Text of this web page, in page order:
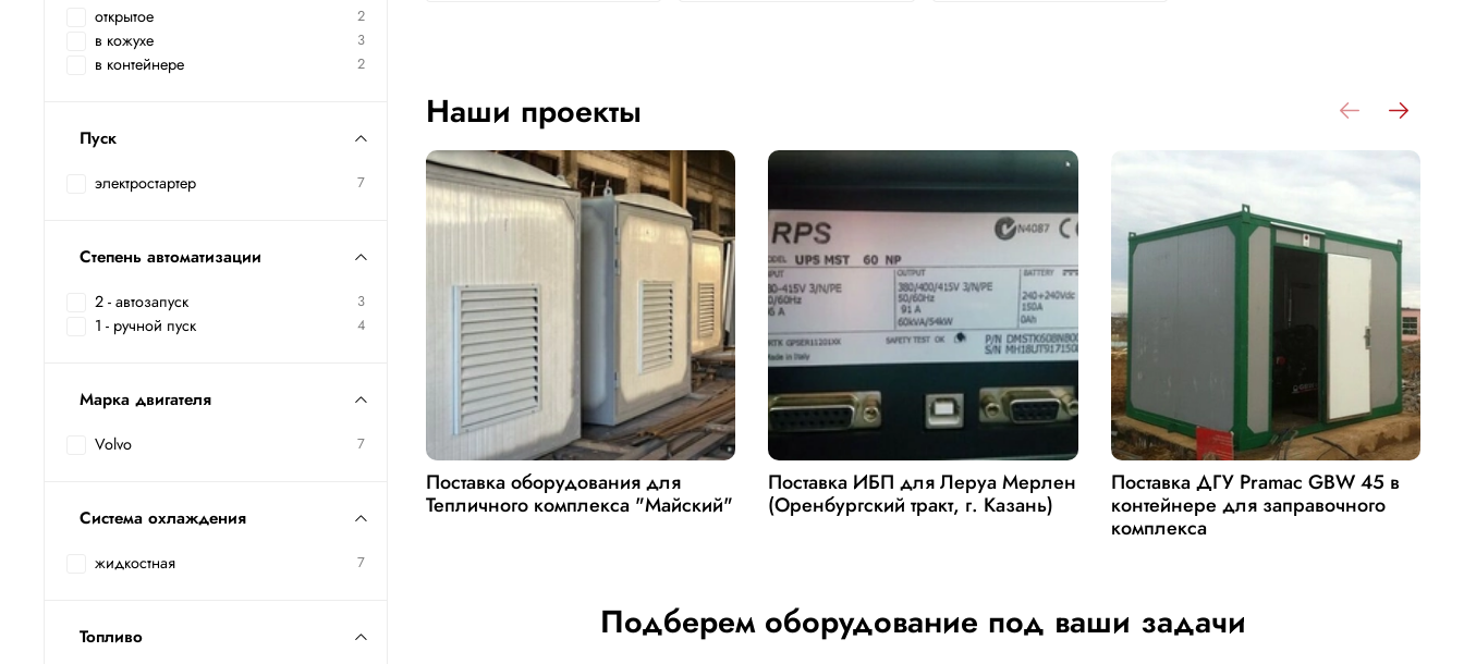
Наши проекты
Поставка оборудования для
Тепличного комплекса "Майский"
Поставка ИБП для Леруа Мерлен
(Оренбургский тракт, г. Казань)
Поставка ДГУ Pramac GBW 45 в
контейнере для заправочного
комплекса
Подберем оборудование под ваши задачи
открытое 2
в кожухе 3
в контейнере 2
Пуск
электростартер 7
Степень автоматизации
2 - автозапуск 3
1 - ручной пуск 4
Марка двигателя
Volvo 7
Система охлаждения
жидкостная 7
Топливо